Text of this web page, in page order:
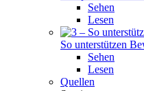
Sehen
Lesen
So unterstützen
Sehen
Lesen
Quellen